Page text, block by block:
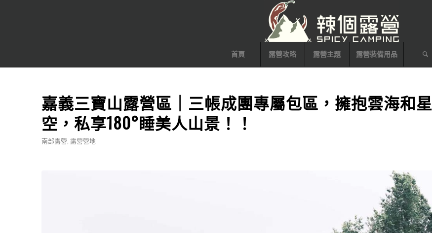
首頁 露營攻略 露營主題 露營裝備用品
嘉義三寶山露營區｜三帳成團專屬包區，擁抱雲海和星
空，私享180°睡美人山景！！
南部露營, 露營營地